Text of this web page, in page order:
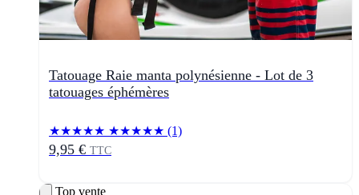
Tatouage Raie manta polynésienne - Lot de 3
tatouages éphémères
★★★★★ ★★★★★ (1)
9,95 € TTC
Top vente